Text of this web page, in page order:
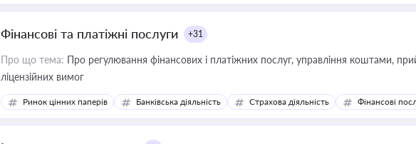
Фінансові та платіжні послуги +31
Про що тема: Про регулювання фінансових і платіжних послуг, управління коштами, приймання платежів та дотримання
ліцензійних вимог
Ринок цінних паперів Банківська діяльність Страхова діяльність Фінансові